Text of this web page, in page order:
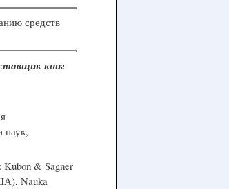
средств
книг
наук,
& Sagner
Nauka